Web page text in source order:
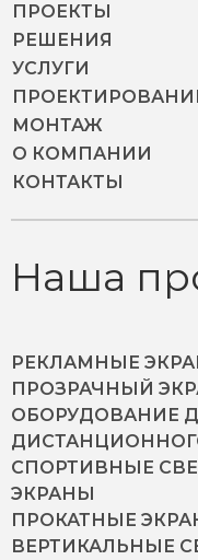
ПРОЕКТЫ
РЕШЕНИЯ
УСЛУГИ
МОНТАЖ
О КОМПАНИИ
КОНТАКТЫ
Наша
РЕКЛАМНЫЕ
ПРОЗРАЧНЫЙ
ОБОРУДОВАНИЕ
СПОРТИВНЫЕ
ЭКРАНЫ
ПРОКАТНЫЕ
ВЕРТИКАЛЬНЫЕ